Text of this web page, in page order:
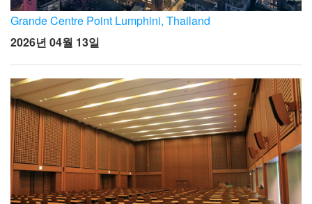
Grande Centre Point Lumphini, Thailand
2026년 04월 13일